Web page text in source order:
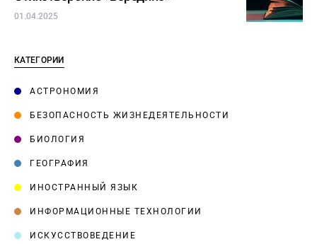
01.04.2025
КАТЕГОРИИ
АСТРОНОМИЯ
БЕЗОПАСНОСТЬ ЖИЗНЕДЕЯТЕЛЬНОСТИ
БИОЛОГИЯ
ГЕОГРАФИЯ
ИНОСТРАННЫЙ ЯЗЫК
ИНФОРМАЦИОННЫЕ ТЕХНОЛОГИИ
ИСКУССТВОВЕДЕНИЕ